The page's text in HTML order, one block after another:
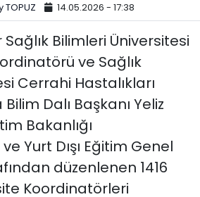
TOPUZ 14.05.2026 - 17:38
Bilimleri Üniversitesi
ve Sağlık
Cerrahi Hastalıkları
Dalı Başkanı Yeliz
Bakanlığı
Yurt Dışı Eğitim Genel
düzenlenen 1416
Koordinatörleri